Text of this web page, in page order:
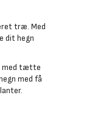
træ. Med
dit hegn
med tætte
med få